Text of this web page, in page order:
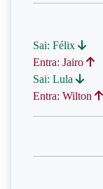
Sai: Félix
Entra: Jairo
Sai: Lula
Entra: Wilton